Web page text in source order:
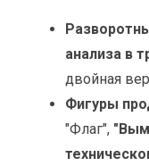
анализа в
двойная
Фигуры
"Флаг",